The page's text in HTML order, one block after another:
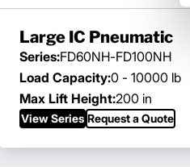
Large IC Pneumatic
Series:FD60NH-FD100NH
Load Capacity:0 - 10000 lb
Max Lift Height:200 in
View Series Request a Quote